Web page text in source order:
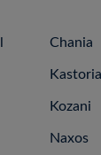
Chania
Kastoria
Kozani
Naxos